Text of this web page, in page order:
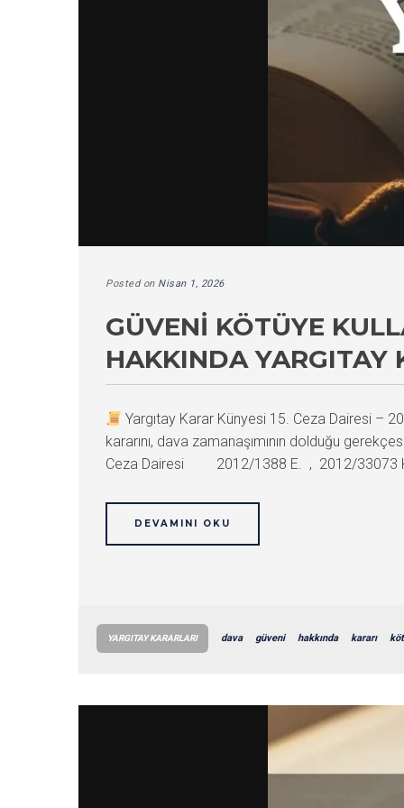
Posted on Nisan 1, 2026
GÜVENI KÖTÜYE
HAKKINDA YARGITAY
Yargıtay Karar Künyesi 15. Ceza Dairesi
kararını, dava zamanaşımının dolduğu
Ceza Dairesi 2012/1388 E. , 2012/33073 K.
DEVAMINI OKU
YARGITAY KARARLARI dava güveni hakkında kararı